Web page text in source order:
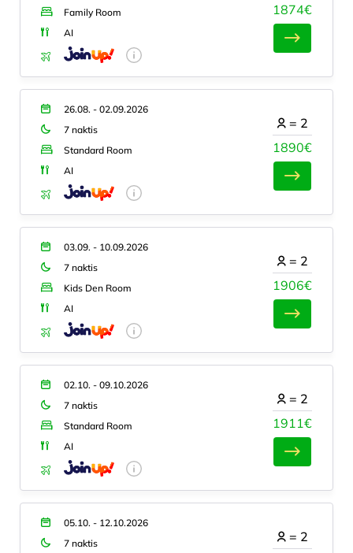
Family Room
AI
1874€
26.08. - 02.09.2026
7 naktis
Standard Room
AI
1890€
= 2
03.09. - 10.09.2026
7 naktis
Kids Den Room
AI
1906€
= 2
02.10. - 09.10.2026
7 naktis
Standard Room
AI
1911€
= 2
05.10. - 12.10.2026
7 naktis
= 2